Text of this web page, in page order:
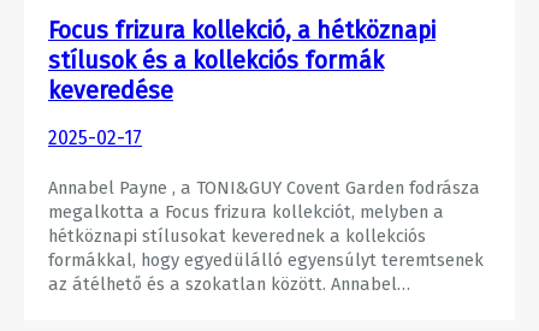
Focus frizura kollekció, a hétköznapi
stílusok és a kollekciós formák
keveredése
2025-02-17
Annabel Payne , a TONI&GUY Covent Garden fodrásza
megalkotta a Focus frizura kollekciót, melyben a
hétköznapi stílusokat keverednek a kollekciós
formákkal, hogy egyedülálló egyensúlyt teremtsenek
az átélhető és a szokatlan között. Annabel…